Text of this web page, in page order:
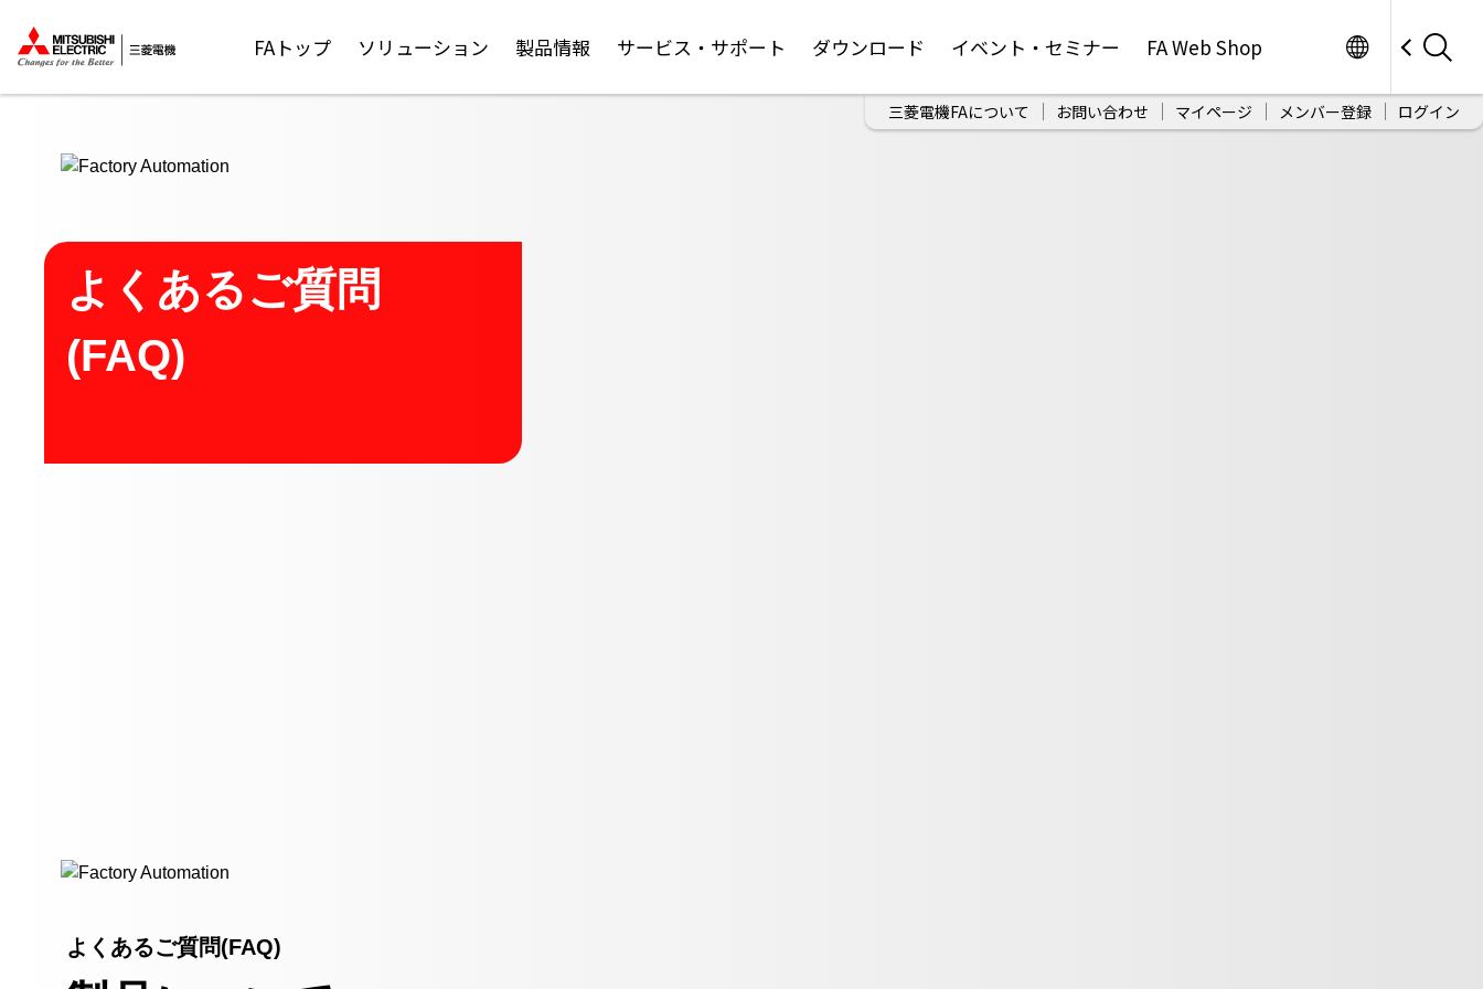
FAトップ ソリューション 製品情報 サービス・サポート ダウンロード イベント・セミナー FA Web Shop
三菱電機FAについて お問い合わせ マイページ メンバー登録 ログイン
よくあるご質問
(FAQ)
よくあるご質問(FAQ)